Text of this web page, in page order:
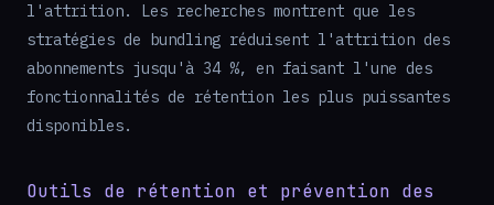
l'attrition. Les recherches montrent que les
stratégies de bundling réduisent l'attrition des
abonnements jusqu'à 34 %, en faisant l'une des
fonctionnalités de rétention les plus puissantes
disponibles.
Outils de rétention et prévention des